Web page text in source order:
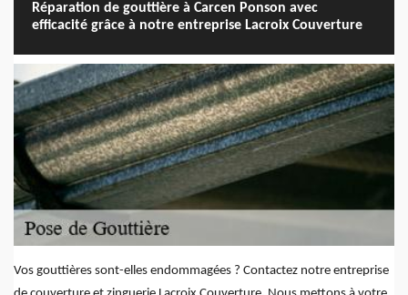
Réparation de gouttière à Carcen Ponson avec
efficacité grâce à notre entreprise Lacroix Couverture
Vos gouttières sont-elles endommagées ? Contactez notre entreprise